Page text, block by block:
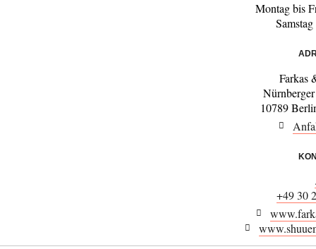
Montag bis
Farkas
10789
+49 30